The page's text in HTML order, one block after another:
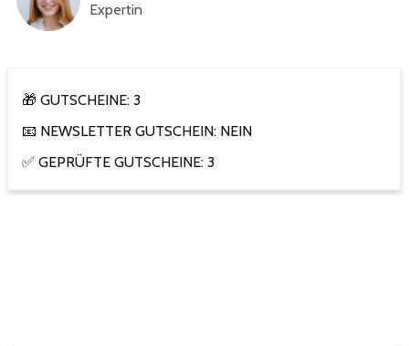
Expertin
🎁 GUTSCHEINE: 3
📧 NEWSLETTER GUTSCHEIN: NEIN
✅ GEPRÜFTE GUTSCHEINE: 3